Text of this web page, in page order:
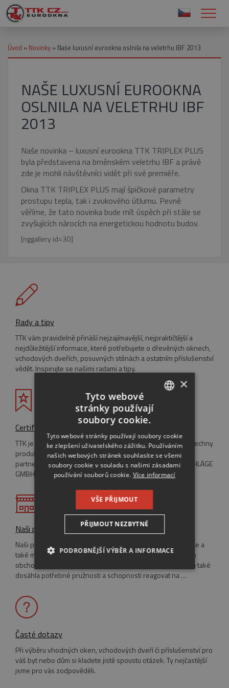
Úvod » Novinky » Naše luxusní eurookna oslnila na veletrhu IBF 2013
NAŠE LUXUSNÍ EUROOKNA
OSLNILA NA VELETRHU IBF
2013
Naše novinka – luxusní eurookna TTK TRIPLEX PLUS
byla představena na brněnském veletrhu IBF a právě
zde je mohli návštěvníci vidět při své premiéře.
Okna TTK TRIPLEX PLUS mají špičkové parametry
prostupu tepla, tak i zvukového útlumu. Pevně
věříme, že tato novinka bude mít úspěch při stále se
zvyšujících nárocích na energetickou hodnotu budov.
[nggallery id=30]
Rady a tipy
TTK vám pravidelně přináší nejzajímavější, nejpraktičtější a
nejdůležitější informace, které potřebujete o dřevěných oknech,
vchodových dveřích, posuvných stěnách a ostatním příslušenství
vědět. Inspirujte se našimi radami a tipy.
Certifikáty
TTK je držitelem systémové certifikace ISO 9001:2001 a všechny
produkty mají Certifikáty o vlastnosti výrobku. TTK je také
partnerem pro bezpečnost společnosti MAYER & CO BESCHLÄGE
GMBH.
Naši prodejci
Naši prodejci eurooken se vyskytují po celé České republice a
také máme několik obchodních zastoupení v zahraničí. Tato
obchodní síť byla v roce 2002 propojena elektronicky a tím také
dosáhla potřebné pružnosti a schopnosti reagovat na …
Časté dotazy
Při výběru vhodných oken, vchodových dveří či příslušenství pro
váš byt nebo dům si kladete jistě spoustu otázek. Ty nejčastější
jsme pro vás zodpověděli.
RUSSIAN
GERMAN
×
Tyto webové
stránky používají
soubory cookie.
Tyto webové stránky používají soubory cookie
ke zlepšení uživatelského zážitku. Používáním
našich webových stránek souhlasíte se všemi
soubory cookie v souladu s našimi zásadami
používání souborů cookie. Více informací
VŠE PŘIJMOUT
PŘIJMOUT NEZBYTNÉ
PODROBNĚJŠÍ VÝBĚR A INFORMACE
NEZBYTNĚ NUTNÉ SOUBORY
NEZAŘAZENÉ SOUBORY